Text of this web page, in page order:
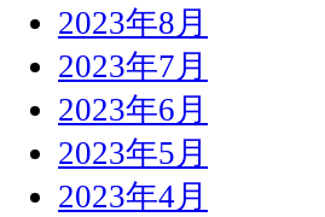
2023年8月
2023年7月
2023年6月
2023年5月
2023年4月